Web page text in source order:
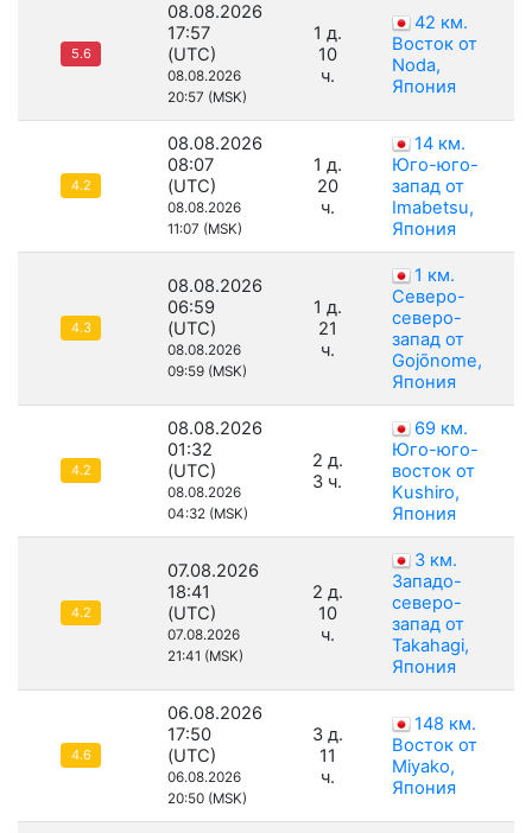
5.6
08.08.2026
17:57
(UTC)
08.08.2026
20:57 (MSK)
1 д.
10
ч.
42 км.
Восток от
Noda,
Япония
4.2
08.08.2026
08:07
(UTC)
08.08.2026
11:07 (MSK)
1 д.
20
ч.
14 км.
Юго-юго-
запад от
Imabetsu,
Япония
4.3
08.08.2026
06:59
(UTC)
08.08.2026
09:59 (MSK)
1 д.
21
ч.
1 км.
Северо-
северо-
запад от
Gojōnome,
Япония
4.2
08.08.2026
01:32
(UTC)
08.08.2026
04:32 (MSK)
2 д.
3 ч.
69 км.
Юго-юго-
восток от
Kushiro,
Япония
4.2
07.08.2026
18:41
(UTC)
07.08.2026
21:41 (MSK)
2 д.
10
ч.
3 км.
Западо-
северо-
запад от
Takahagi,
Япония
4.6
06.08.2026
17:50
(UTC)
06.08.2026
20:50 (MSK)
3 д.
11
ч.
148 км.
Восток от
Miyako,
Япония